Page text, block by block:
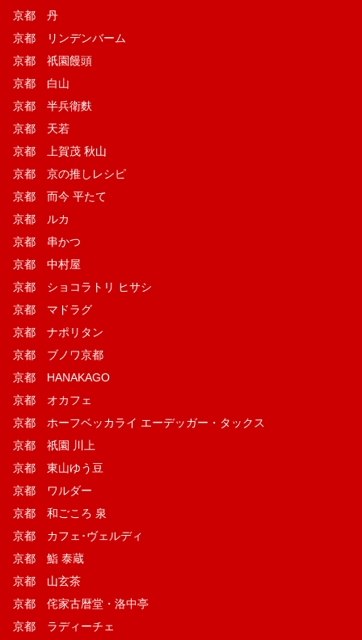
京都 丹
京都 リンデンバーム
京都 祇園饅頭
京都 白山
京都 半兵衛麩
京都 天若
京都 上賀茂 秋山
京都 京の推しレシピ
京都 而今 平たて
京都 ルカ
京都 串かつ
京都 中村屋
京都 ショコラトリ ヒサシ
京都 マドラグ
京都 ナポリタン
京都 ブノワ京都
京都 HANAKAGO
京都 オカフェ
京都 ホーフベッカライ エーデッガー・タックス
京都 祇園 川上
京都 東山ゆう豆
京都 ワルダー
京都 和ごころ 泉
京都 カフェ･ヴェルディ
京都 鮨 泰蔵
京都 山玄茶
京都 侘家古暦堂・洛中亭
京都 ラディーチェ